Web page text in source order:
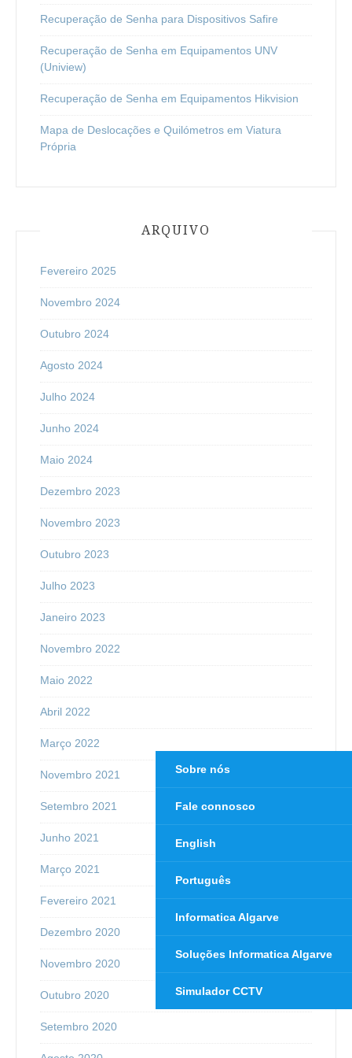
Recuperação de Senha para Dispositivos Safire
Recuperação de Senha em Equipamentos UNV
(Uniview)
Recuperação de Senha em Equipamentos Hikvision
Mapa de Deslocações e Quilómetros em Viatura
Própria
ARQUIVO
Fevereiro 2025
Novembro 2024
Outubro 2024
Agosto 2024
Julho 2024
Junho 2024
Maio 2024
Dezembro 2023
Novembro 2023
Outubro 2023
Julho 2023
Janeiro 2023
Novembro 2022
Maio 2022
Abril 2022
Março 2022
Novembro 2021
Setembro 2021
Junho 2021
Março 2021
Fevereiro 2021
Dezembro 2020
Novembro 2020
Outubro 2020
Setembro 2020
Sobre nós
Fale connosco
English
Português
Informatica Algarve
Soluções Informatica Algarve
Simulador CCTV